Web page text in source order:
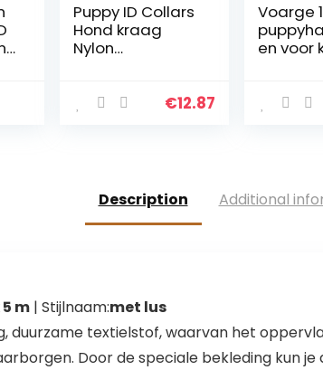
Puppy ID Collars
Hond kraag
Nylon
Kraagen,
€12.87
Voarge
en voor
Description Additional
m| Stijlnaam:met lus
duurzame textielstof, waarvan het
Door de speciale bekleding kun